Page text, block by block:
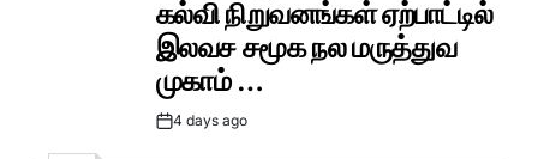
கல்வி நிறுவனங்கள் ஏற்பாட்டில்
இலவச சமூக நல மருத்துவ
முகாம் …
Post4 days ago